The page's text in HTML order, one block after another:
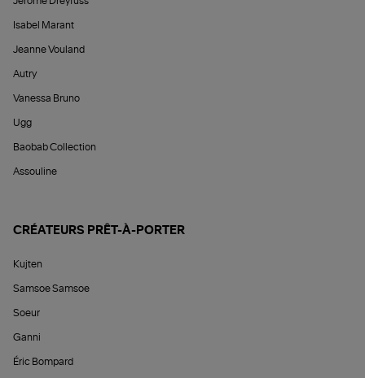
Isabel Marant
Jeanne Vouland
Autry
Vanessa Bruno
Ugg
Baobab Collection
Assouline
CRÉATEURS PRÊT-À-PORTER
Kujten
Samsoe Samsoe
Soeur
Ganni
Éric Bompard